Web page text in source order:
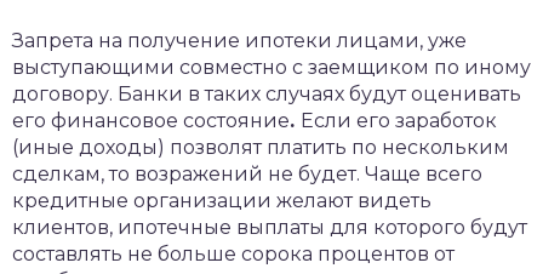
Запрета на получение ипотеки лицами, уже
выступающими совместно с заемщиком по иному
договору. Банки в таких случаях будут оценивать
его финансовое состояние. Если его заработок
(иные доходы) позволят платить по нескольким
сделкам, то возражений не будет. Чаще всего
кредитные организации желают видеть
клиентов, ипотечные выплаты для которого будут
составлять не больше сорока процентов от